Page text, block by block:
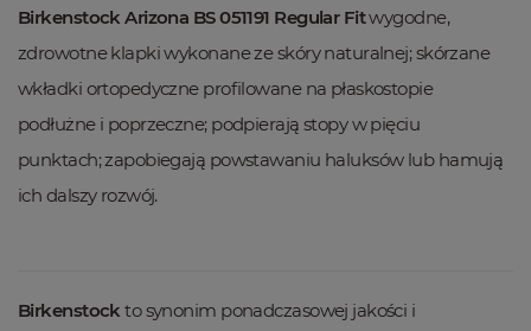
Birkenstock Arizona BS 051191 Regular Fitwygodne,
zdrowotne klapki wykonane ze skóry naturalnej; skórzane
wkładki ortopedyczne profilowane na płaskostopie
podłużne i poprzeczne; podpierają stopy w pięciu
punktach; zapobiegają powstawaniu haluksów lub hamują
ich dalszy rozwój.
Birkenstock to synonim ponadczasowej jakości i